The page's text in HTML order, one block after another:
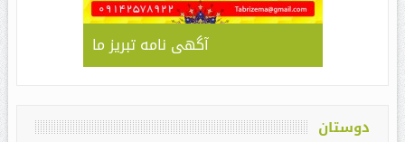
آگهی نامه تبریز ما
دوستان